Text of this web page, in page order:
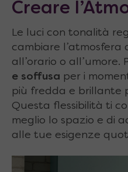
Creare
Le luci con tonalità
cambiare l’atmosfera
all’orario o all’umore.
e soffusa per i
più fredda e brillante
Questa flessibilità ti
meglio lo spazio e di
alle tue esigenze